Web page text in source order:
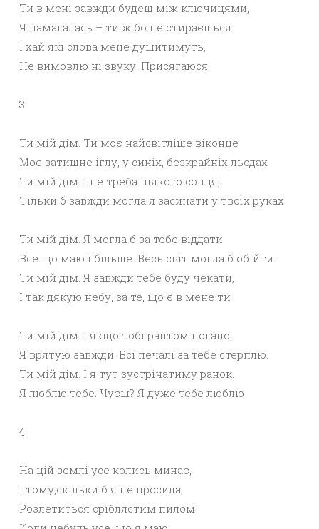
Ти в мені завжди будеш між ключицями,
Я намагалась – ти ж бо не стираєшься.
І хай які слова мене душитимуть,
Не вимовлю ні звуку. Присягаюся.
3.
Ти мій дім. Ти моє найсвітліше віконце
Моє затишне іглу, у синіх, безкрайніх льодах
Ти мій дім. І не треба ніякого сонця,
Тільки б завжди могла я засинати у твоїх руках
Ти мій дім. Я могла б за тебе віддати
Все що маю і більше. Весь світ могла б обійти.
Ти мій дім. Я завжди тебе буду чекати,
І так дякую небу, за те, що є в мене ти
Ти мій дім. І якщо тобі раптом погано,
Я врятую завжди. Всі печалі за тебе стерплю.
Ти мій дім. І я тут зустрічатиму ранок.
Я люблю тебе. Чуєш? Я дуже тебе люблю
4.
На цій землі усе колись минає,
І тому,скільки б я не просила,
Розлетиться сріблястим пилом